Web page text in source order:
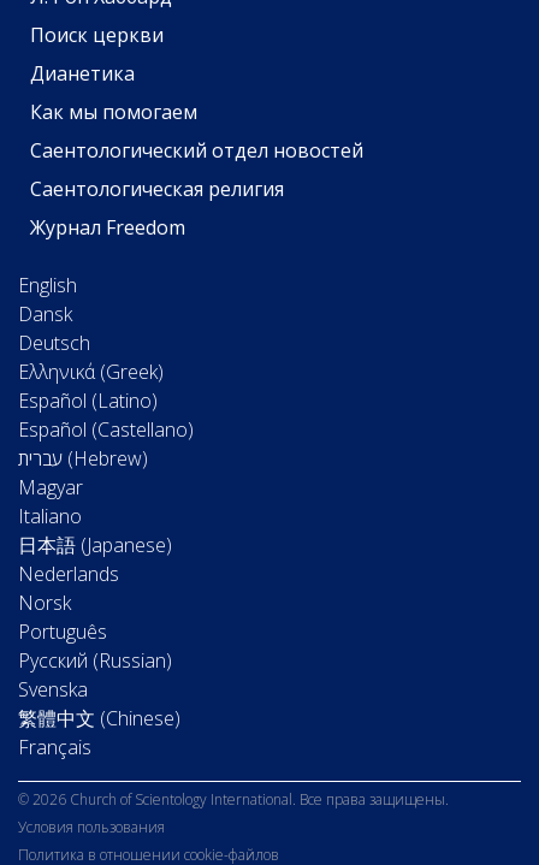
Поиск церкви
Дианетика
Как мы помогаем
Саентологический отдел новостей
Саентологическая религия
Журнал Freedom
English
Dansk
Deutsch
Ελληνικά (Greek)
Español (Latino)
Español (Castellano)
Magyar
Italiano
日本語 (Japanese)
Nederlands
Norsk
Português
Русский (Russian)
Svenska
繁體中文 (Chinese)
Français
© 2026 Church of Scientology International. Все права защищены.
Условия пользования
Политика в отношении cookie-файлов